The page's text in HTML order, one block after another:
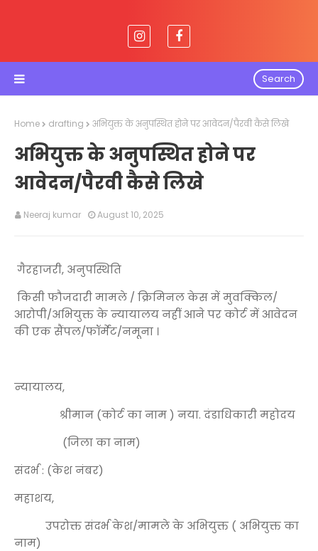
Search
Home drafting अभियुक्त के अनुपस्थित होने पर आवेदन/पैरवी कैसे लिखे
अभियुक्त के अनुपस्थित होने पर
आवेदन/पैरवी कैसे लिखे
Neeraj kumar August 10, 2025
गैरहाजरी, अनुपस्थिति
किसी फौजदारी मामले / क्रिमिनल केस में मुवक्किल/
आरोपी/अभियुक्त के न्यायालय नहीं आने पर कोर्ट में आवेदन
की एक सैंपल/फॉर्मेट/नमूना ।
न्यायालय,
श्रीमान (कोर्ट का नाम ) नया. दंडाधिकारी महोदय
(जिला का नाम)
संदर्भ : (केश नंबर)
महाशय,
उपरोक्त संदर्भ केश/मामले के अभियुक्त ( अभियुक्त का
नाम)